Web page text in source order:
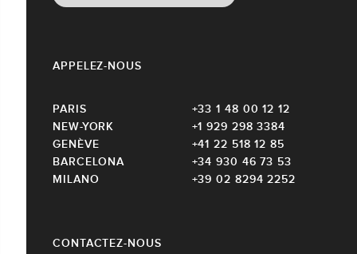
CONTACTEZ-NOUS
APPELEZ-NOUS
PARIS
+33 1 48 00 12 12
NEW-YORK
+1 929 298 3384
GENÈVE
+41 22 518 12 85
BARCELONA
+34 930 46 73 53
MILANO
+39 02 8294 2252